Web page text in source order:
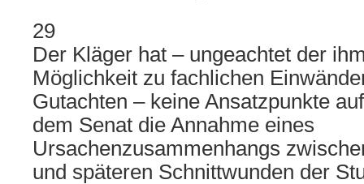
29
Der Kläger hat – ungeachtet der
Möglichkeit zu fachlichen
Gutachten – keine Ansatzpunkte
dem Senat die Annahme eines
Ursachenzusammenhangs
und späteren Schnittwunden der